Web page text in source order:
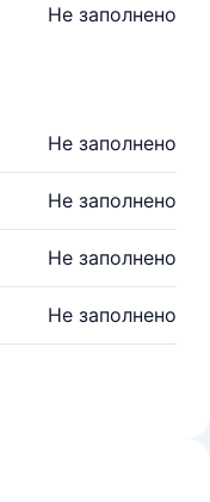
Не заполнено
Не заполнено
Не заполнено
Не заполнено
Не заполнено